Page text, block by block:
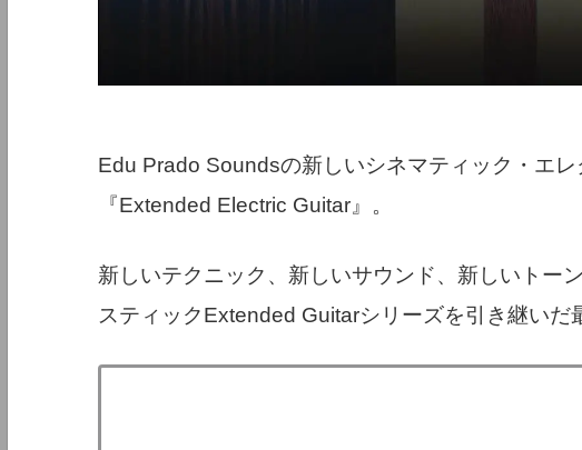
Edu Prado Soundsの新しいシネマティック・エ
『Extended Electric Guitar』。
新しいテクニック、新しいサウンド、新しいトー
スティックExtended Guitarシリーズを引き継いだ